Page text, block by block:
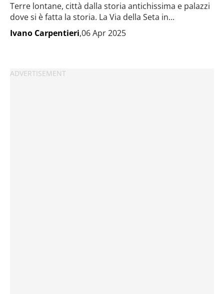
Terre lontane, città dalla storia antichissima e palazzi
dove si è fatta la storia. La Via della Seta in...
Ivano Carpentieri,06 Apr 2025